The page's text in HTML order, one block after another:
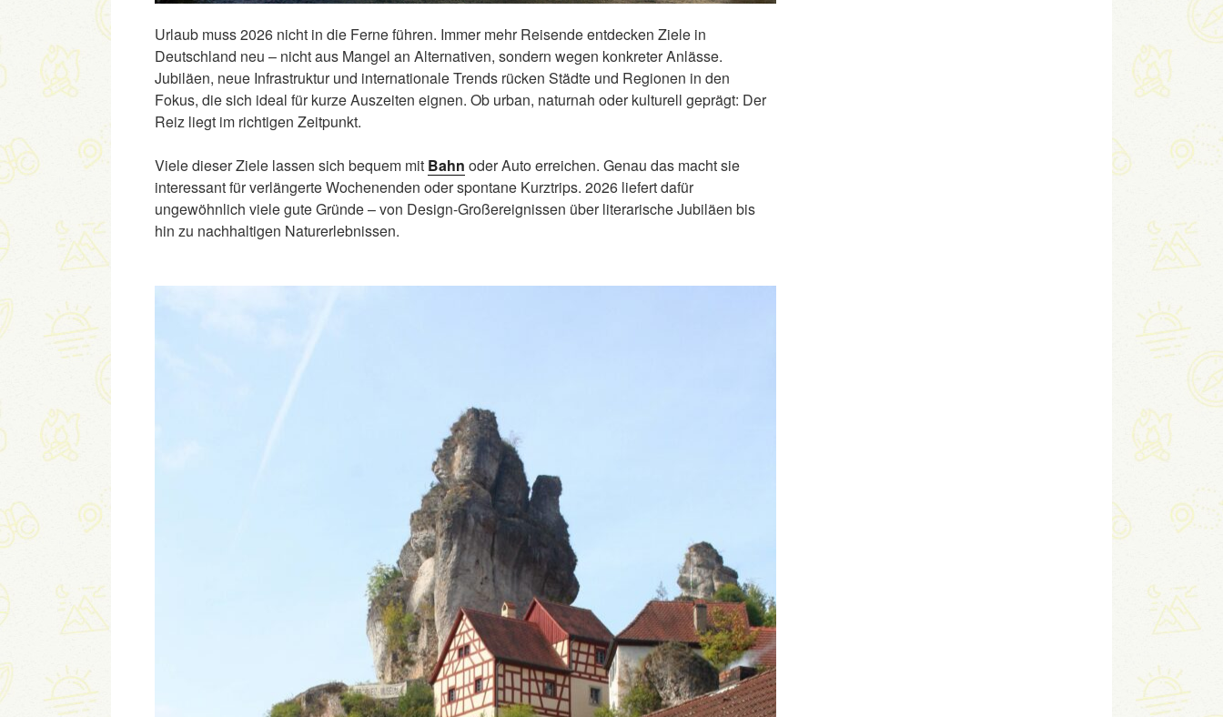
Urlaub muss 2026 nicht in die Ferne führen. Immer mehr Reisende entdecken Ziele in
Deutschland neu – nicht aus Mangel an Alternativen, sondern wegen konkreter Anlässe.
Jubiläen, neue Infrastruktur und internationale Trends rücken Städte und Regionen in den
Fokus, die sich ideal für kurze Auszeiten eignen. Ob urban, naturnah oder kulturell geprägt: Der
Reiz liegt im richtigen Zeitpunkt.
Viele dieser Ziele lassen sich bequem mit Bahn oder Auto erreichen. Genau das macht sie
interessant für verlängerte Wochenenden oder spontane Kurztrips. 2026 liefert dafür
ungewöhnlich viele gute Gründe – von Design-Großereignissen über literarische Jubiläen bis
hin zu nachhaltigen Naturerlebnissen.